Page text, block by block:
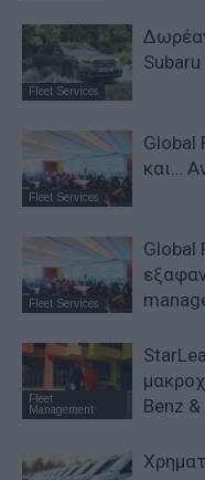
Fleet Services
Subaru
Fleet Services
Global
και…
Fleet Services
Global
Fleet
Management
Benz